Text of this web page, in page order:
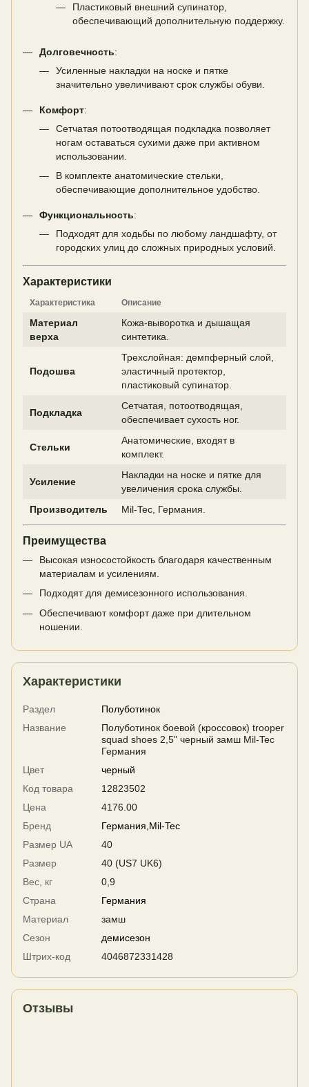
Пластиковый внешний супинатор,
обеспечивающий дополнительную поддержку.
Долговечность:
Усиленные накладки на носке и пятке
значительно увеличивают срок службы обуви.
Комфорт:
Сетчатая потоотводящая подкладка позволяет
ногам оставаться сухими даже при активном
использовании.
В комплекте анатомические стельки,
обеспечивающие дополнительное удобство.
Функциональность:
Подходят для ходьбы по любому ландшафту, от
городских улиц до сложных природных условий.
Характеристики
Характеристика Описание
Материал
верха
Кожа-выворотка и дышащая
синтетика.
Подошва
Трехслойная: демпферный слой,
эластичный протектор,
пластиковый супинатор.
Подкладка
Сетчатая, потоотводящая,
обеспечивает сухость ног.
Стельки
Анатомические, входят в
комплект.
Усиление
Накладки на носке и пятке для
увеличения срока службы.
Производитель
Mil-Tec, Германия.
Преимущества
Высокая износостойкость благодаря качественным
материалам и усилениям.
Подходят для демисезонного использования.
Обеспечивают комфорт даже при длительном
ношении.
Характеристики
Раздел
Полуботинок
Название
Полуботинок боевой (кроссовок) trooper
squad shoes 2,5" черный замш Mil-Tec
Германия
Цвет
черный
Код товара
12823502
Цена
4176.00
Бренд
Германия,Mil-Tec
Размер UA
40
Размер
40 (US7 UK6)
Вес, кг
0,9
Страна
Германия
Материал
замш
Сезон
демисезон
Штрих-код
4046872331428
Отзывы